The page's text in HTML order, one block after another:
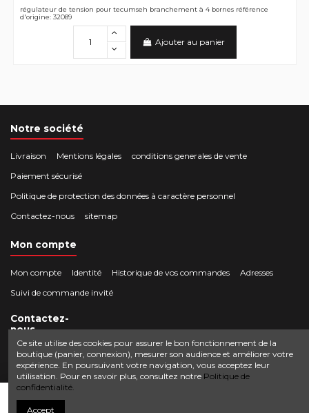
régulateur de tension pour tecumseh branchement à 4 bornes référence
d'origine: 32089
Ajouter au panier
Notre société
Livraison Mentions légales
conditions generales de vente
Paiement sécurisé
Politique de protection des données à caractère personnel
Contactez-nous
sitemap
Mon compte
Mon compte Identité Historique de vos commandes
Adresses
Suivi de commande invité
Contactez-
nous
Crocbois-motoculture.com
50 route de Villefort 48800 Pied-de-Borne
0624436257
contact@crocbois-motoculture.com
Ce site utilise des cookies pour assurer le bon fonctionnement de la
boutique (panier, connexion), mesurer son audience et améliorer votre
expérience. En poursuivant votre navigation, vous acceptez leur
utilisation. Pour en savoir plus, consultez notre Politique de
confidentialité.
Accept